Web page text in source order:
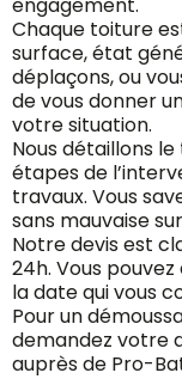
Chaque toiture
surface, état
déplaçons, ou
de vous donner
votre situation.
Nous détaillons
étapes de
travaux. Vous
sans mauvaise
Notre devis est
24h. Vous
la date qui vous
Pour un
demandez votre
auprès de Pro-